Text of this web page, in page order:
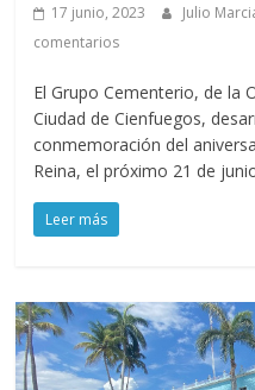
17 junio, 2023 Julio
comentarios
El Grupo Cementerio, de la
Ciudad de Cienfuegos,
conmemoración del
Reina, el próximo 21 de
Leer más